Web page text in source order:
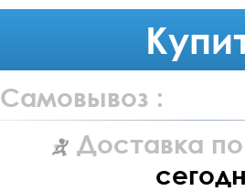
Самовывоз :
Доставка